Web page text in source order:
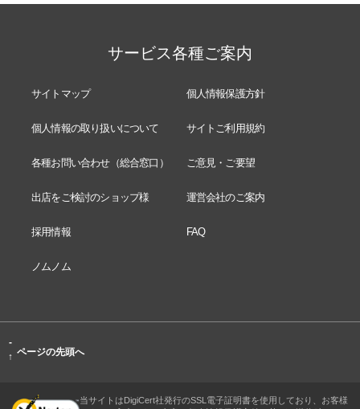
サービス各種ご案内
サイトマップ 個人情報保護方針
個人情報の取り扱いについて サイトご利用規約
各種お問い合わせ（総合窓口） ご意見・ご要望
出店をご検討のショップ様 運営会社のご案内
採用情報 FAQ
ノムノム
-
↑ ページの先頭へ
当サイトはDigiCert社発行のSSL電子証明書を使用しており、お客様